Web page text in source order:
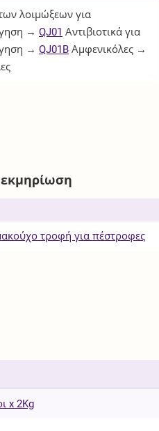
λοιμώξεων για
→ QJ01 Αντιβιοτικά για
→ QJ01B Αμφενικόλες →
τροφή για πέστροφες
x 2Kg